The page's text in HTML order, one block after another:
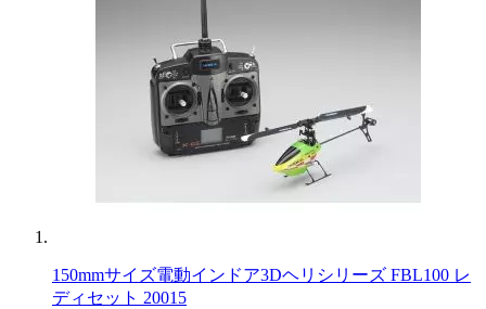
150mmサイズ電動インドア3Dヘリシリーズ FBL100 レ
ディセット 20015